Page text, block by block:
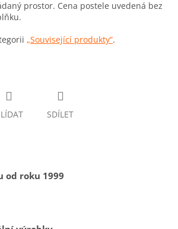
prostor. Cena postele uvedená bez
„Související produkty“.
SDÍLET
od roku 1999